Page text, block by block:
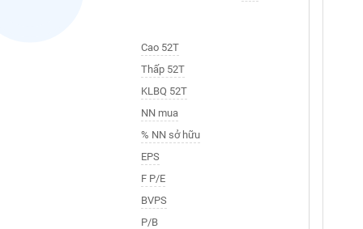
Cao 52T
Thấp 52T
KLBQ 52T
NN mua
% NN sở hữu
EPS
F P/E
BVPS
P/B